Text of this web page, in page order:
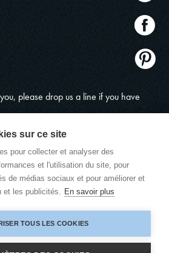
please drop us a line if you have
Courteline
sur ce site
pour collecter et analyser des
et l'utilisation du site, pour
de médias sociaux et pour améliorer et
et les publicités. En savoir plus
TOUS LES COOKIES